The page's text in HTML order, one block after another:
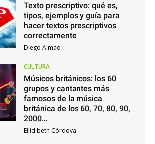
Texto prescriptivo: qué es,
tipos, ejemplos y guía para
hacer textos prescriptivos
correctamente
Diego Almao
CULTURA
Músicos británicos: los 60
grupos y cantantes más
famosos de la música
británica de los 60, 70, 80, 90,
2000…
Eilidibeth Córdova